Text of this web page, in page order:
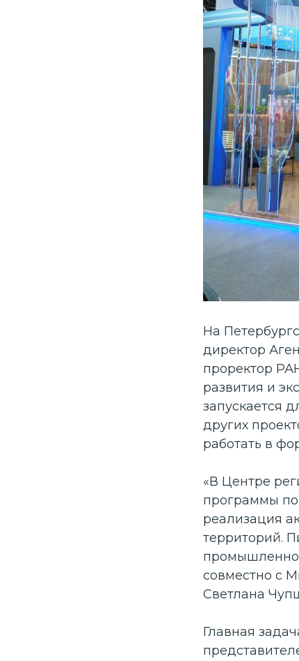
На
директор
проректор
развития и
запускается
других
работать в
«В Центре
программы по
реализация
территорий.
совместно с
Светлана
Главная